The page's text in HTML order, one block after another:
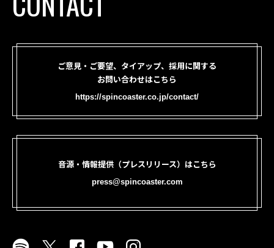
ご意見・ご要望、タイアップ、採用に関する
お問い合わせはこちら
https://spincoaster.co.jp/contact/
音源・情報提供（プレスリリース）はこちら
press@spincoaster.com